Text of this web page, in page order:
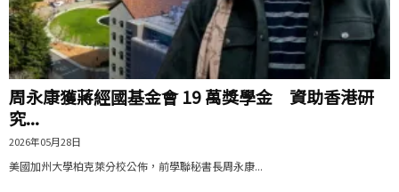
周永康獲蔣經國基金會 19 萬獎學金 資助香港研
究...
2026年05月28日
美國加州大學柏克萊分校公佈，前學聯秘書長周永康...